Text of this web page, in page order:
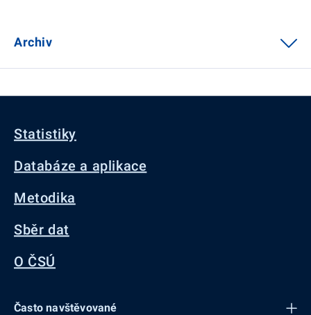
Archiv
Statistiky
Databáze a aplikace
Metodika
Sběr dat
O ČSÚ
Často navštěvované